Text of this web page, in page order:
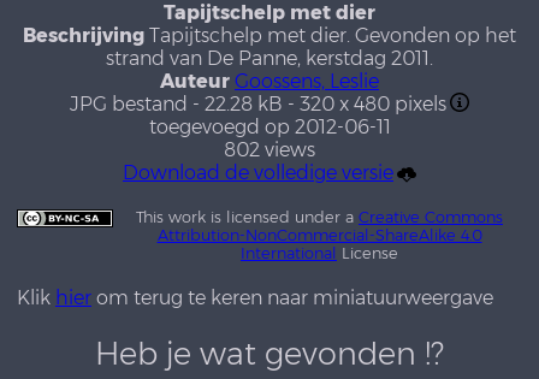
Tapijtschelp met dier
Beschrijving Tapijtschelp met dier. Gevonden op het
strand van De Panne, kerstdag 2011.
Auteur Goossens, Leslie
JPG bestand - 22.28 kB - 320 x 480 pixels
toegevoegd op 2012-06-11
802 views
Download de volledige versie
This work is licensed under a Creative Commons
Attribution-NonCommercial-ShareAlike 4.0
International License
Klik hier om terug te keren naar miniatuurweergave
Heb je wat gevonden !?